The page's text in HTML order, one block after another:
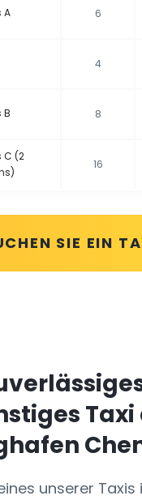
A 6
4
B 8
C (2
16
SIE EIN
Taxi
unserer Taxis